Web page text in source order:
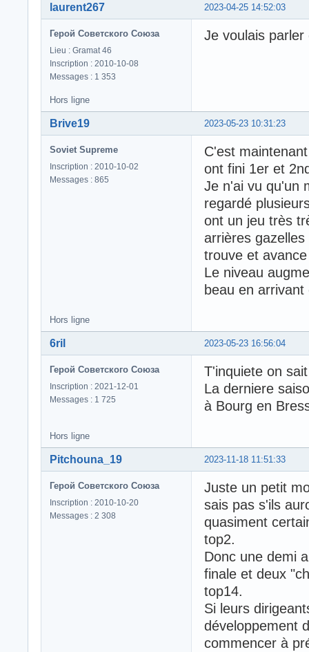
2023-04-25 14:52:03
laurent267
Герой Советского Союза
Lieu : Gramat 46
Inscription : 2010-10-08
Messages : 1 353
Je voulais parler
Hors ligne
2023-05-23 10:31:23
Brive19
Soviet Supreme
Inscription : 2010-10-02
Messages : 865
C'est
ont fini 1er et
Je n'ai vu qu'un
regardé
ont un jeu très
arrières
trouve et
Le niveau
beau en arrivant
Hors ligne
2023-05-23 16:56:04
6ril
Герой Советского Союза
Inscription : 2021-12-01
Messages : 1 725
T'inquiete on
La derniere
à Bourg en
Hors ligne
2023-11-18 11:51:33
Pitchouna_19
Герой Советского Союза
Inscription : 2010-10-20
Messages : 2 308
Juste un petit
sais pas s'ils
quasiment
top2.
Donc une demi
finale et deux
top14.
Si leurs
développement
commencer à